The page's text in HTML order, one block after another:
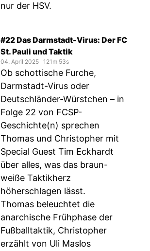
nur der HSV.
#22 Das Darmstadt-Virus: Der FC
St. Pauli und Taktik
04. April 2025 ‧ 121m 53s
Ob schottische Furche,
Darmstadt-Virus oder
Deutschländer-Würstchen – in
Folge 22 von FCSP-
Geschichte(n) sprechen
Thomas und Christopher mit
Special Guest Tim Eckhardt
über alles, was das braun-
weiße Taktikherz
höherschlagen lässt.
Thomas beleuchtet die
anarchische Frühphase der
Fußballtaktik, Christopher
erzählt von Uli Maslos